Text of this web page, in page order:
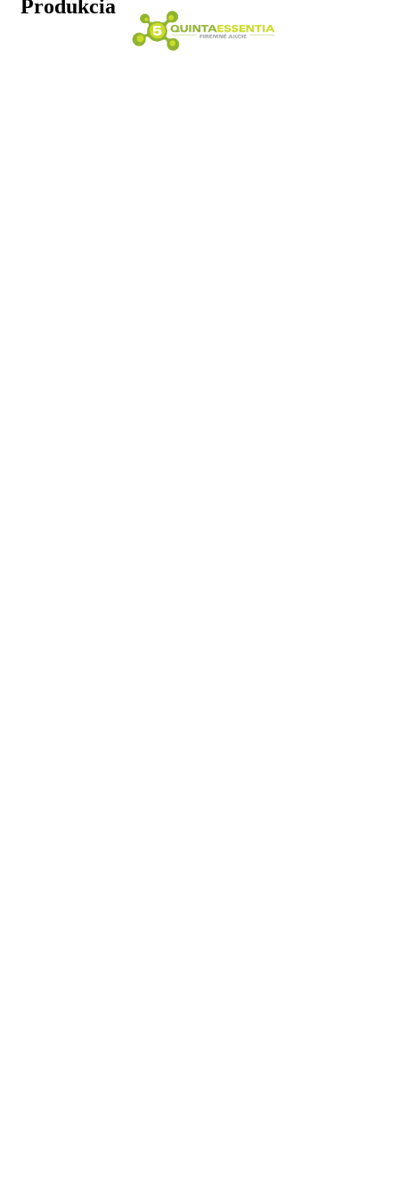
Produkcia